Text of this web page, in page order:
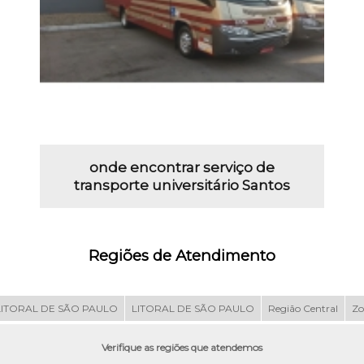
onde encontrar serviço de
transporte universitário Santos
Regiões de Atendimento
DE SÃO PAULO LITORAL DE SÃO PAULO Região Central
Verifique as regiões que atendemos